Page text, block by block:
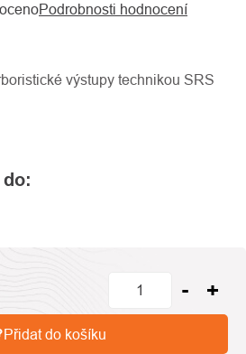
Podrobnosti hodnocení
výstupy technikou SRS
Přidat do košíku